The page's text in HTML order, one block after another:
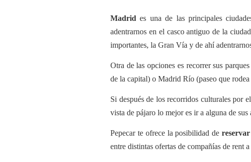
Madrid es una de las principales
adentrarnos en el casco antiguo de la
importantes, la Gran Vía y de ahí
Otra de las opciones es recorrer sus
de la capital) o Madrid Río (paseo que
Si después de los recorridos culturales por
vista de pájaro lo mejor es ir a alguna de
Pepecar te ofrece la posibilidad de
entre distintas ofertas de compañías de rent a